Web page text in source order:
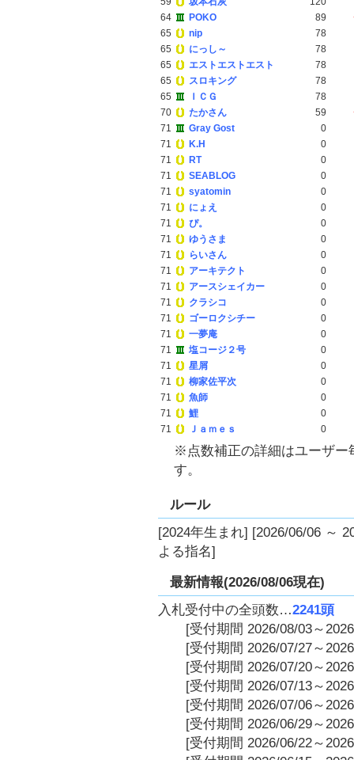
64
POKO 89
65
nip
78
65
にっし～
78
65
エストエストエスト
78
65
スロキング
78
65
ＩＣＧ
78
70
たかさん 59
71
Gray Gost
0
71
K.H
0
71
RT
0
71
SEABLOG
0
71
syatomin
0
71
にょえ
0
71
ぴ。
0
71
ゆうさま
0
71
らいさん
0
71
アーキテクト
0
71
アースシェイカー
0
71
クラシコ
0
71
ゴーロクシチー
0
71
一夢庵
0
71
塩コージ２号
0
71
星屑
0
71
柳家佐平次
0
71
魚師
0
71
鯉
0
71
Ｊａｍｅｓ 0
※点数補正の詳細はユーザー
す。
ルール
[2024年生まれ] [2026/06/06 ～
よる指名]
最新情報(2026/08/06現在)
入札受付中の全頭数…2241頭
[受付期間 2026/08/03～
[受付期間 2026/07/27～
[受付期間 2026/07/20～
[受付期間 2026/07/13～
[受付期間 2026/07/06～
[受付期間 2026/06/29～
[受付期間 2026/06/22～